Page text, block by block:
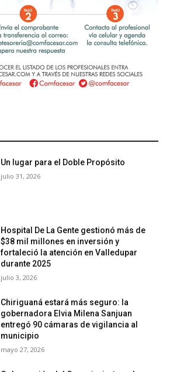
Un lugar para el Doble Propósito
julio 31, 2026
Hospital De La Gente gestionó más de
$38 mil millones en inversión y
fortaleció la atención en Valledupar
durante 2025
julio 3, 2026
Chiriguaná estará más seguro: la
gobernadora Elvia Milena Sanjuan
entregó 90 cámaras de vigilancia al
municipio
mayo 27, 2026